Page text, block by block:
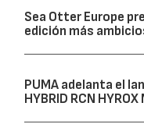
Sea Otter Europe
edición más
PUMA adelanta el
HYBRID RCN HYROX